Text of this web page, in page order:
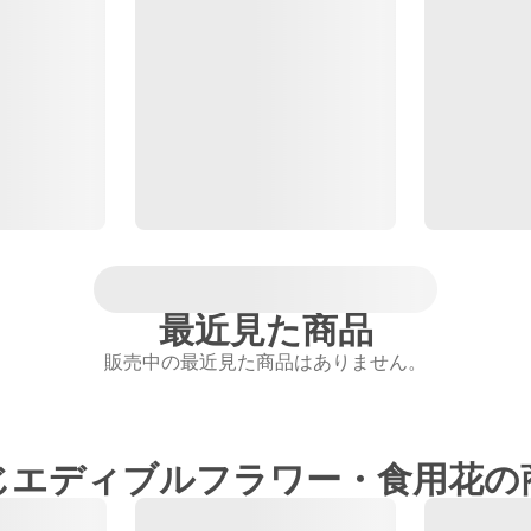
最近見た商品
販売中の最近見た商品はありません。
エディブルフラワー・食用花の